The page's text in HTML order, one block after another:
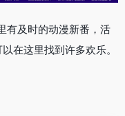
有及时的动漫新番，活
在这里找到许多欢乐。